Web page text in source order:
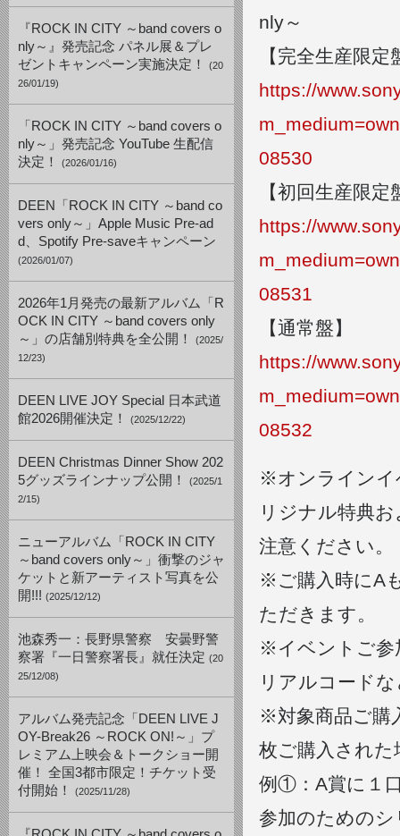
『ROCK IN CITY ～band covers o
nly～』発売記念 パネル展＆プレ
ゼントキャンペーン実施決定！
(20
26/01/19)
「ROCK IN CITY ～band covers o
nly～」発売記念 YouTube 生配信
決定！
(2026/01/16)
DEEN「ROCK IN CITY ～band co
vers only～」Apple Music Pre-ad
d、Spotify Pre-saveキャンペーン
(2026/01/07)
2026年1月発売の最新アルバム「R
OCK IN CITY ～band covers only
～」の店舗別特典を全公開！
(2025/
12/23)
DEEN LIVE JOY Special 日本武道
館2026開催決定！
(2025/12/22)
DEEN Christmas Dinner Show 202
5グッズラインナップ公開！
(2025/1
2/15)
ニューアルバム「ROCK IN CITY
～band covers only～」衝撃のジャ
ケットと新アーティスト写真を公
開!!! (2025/12/12)
池森秀一：長野県警察 安曇野警
察署『一日警察署長』就任決定 (20
25/12/08)
アルバム発売記念「DEEN LIVE J
OY-Break26 ～ROCK ON!～」プ
レミアム上映会＆トークショー開
催！ 全国3都市限定！チケット受
付開始！
(2025/11/28)
nly～
【完全生産限定
https://
08530
【初回生産限定
https://
08531
【通常盤】
https://
08532
※オンラインイ
リジナル特典
注意ください。
※ご購入時にA
ただきます。
※イベントご参
リアルコード
※対象商品ご購
枚ご購入された
例①：A賞に１
参加のための